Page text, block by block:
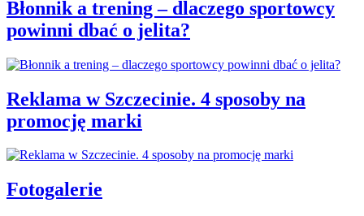
Błonnik a trening – dlaczego sportowcy
powinni dbać o jelita?
Reklama w Szczecinie. 4 sposoby na
promocję marki
Fotogalerie